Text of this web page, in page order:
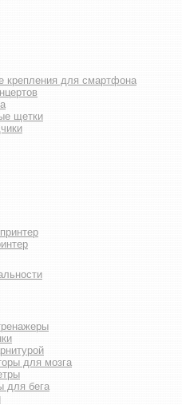
крепления для смартфона
щетки
для мозга
для бега